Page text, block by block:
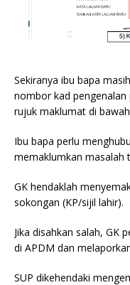
Sekiranya ibu bapa
nombor kad pengenalan
rujuk maklumat di
Ibu bapa perlu
memaklumkan masalah
GK hendaklah
sokongan (KP/sijil lahir).
Jika disahkan salah, GK
di APDM dan
SUP dikehendaki